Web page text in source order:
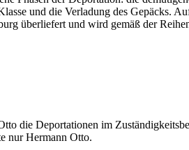
und die Verladung des Gepäcks.
überliefert und wird gemäß der
die Deportationen im
nur Hermann Otto.